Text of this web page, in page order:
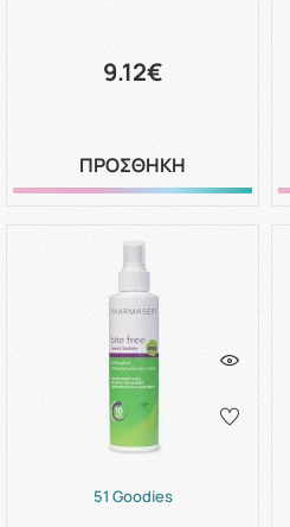
9.12€
ΠΡΟΣΘΗΚΗ
51 Goodies